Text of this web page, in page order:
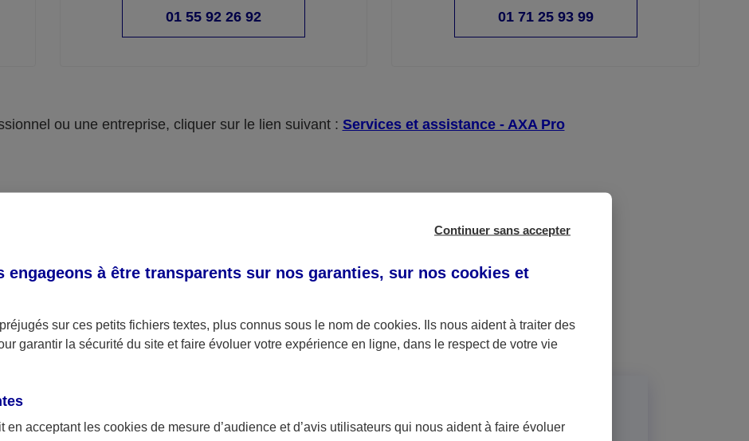
01 55 92 26 92 01 71 25 93 99
ou une entreprise, cliquer sur le lien suivant : Services et assistance - AXA Pro
Tous les contacts AXA
poche !
Continuer sans accepter
engageons à être transparents sur nos garanties, sur nos cookies et
sur ces petits fichiers textes, plus connus sous le nom de cookies. Ils nous aident à traiter des
garantir la sécurité du site et faire évoluer votre expérience en ligne, dans le respect de votre vie
en acceptant les cookies de mesure d’audience et d’avis utilisateurs qui nous aident à faire évoluer